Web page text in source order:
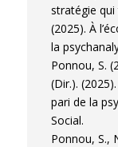
stratégie qui
(2025). À
la
Ponnou, S.
(Dir.).
pari de la
Social.
Ponnou, S.,